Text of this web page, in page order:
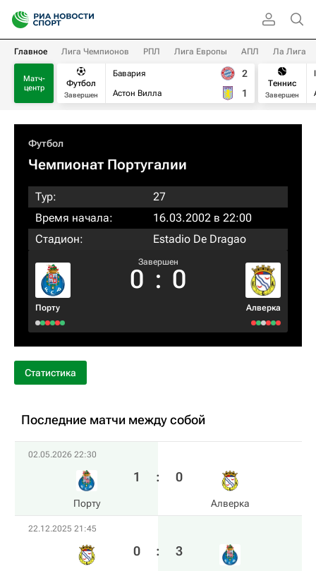
Главное Лига Чемпионов РПЛ Лига Европы АПЛ Ла Лига
Матч-
центр
Футбол
Завершен
Бавария
Астон Вилла
2
1
Теннис
Завершен
Футбол
Чемпионат Португалии
Тур:
27
Время начала:
16.03.2002 в 22:00
Стадион:
Estadio De Dragao
Порту
Завершен
0 : 0
Алверка
Статистика
Последние матчи между собой
02.05.2026 22:30
Порту
1 : 0
Алверка
22.12.2025 21:45
0 : 3